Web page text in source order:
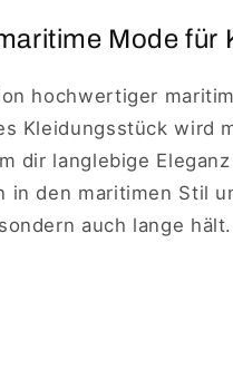
Mode für
hochwertiger
Kleidungsstück wird
dir langlebige
in den maritimen Stil
auch lange hält.